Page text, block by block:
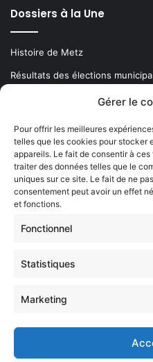
Gérer le
Pour offrir les meilleures
telles que les cookies pour stocker
appareils. Le fait de consentir à
traiter des données telles que le
uniques sur ce site. Le fait de ne
consentement peut avoir un effet
et fonctions.
Fonctionnel
Statistiques
Marketing
Dossiers à la Une
Histoire de Metz
Résultats des élections
Newsletter gratuite
Choisissez :
votre